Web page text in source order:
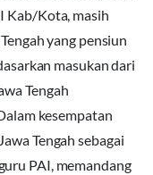
Kab/Kota, masih
yang pensiun
masukan dari
Tengah
kesempatan
Tengah sebagai
PAI, memandang